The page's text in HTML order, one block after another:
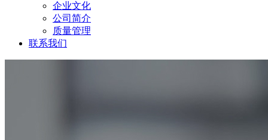
企业文化
公司简介
质量管理
联系我们